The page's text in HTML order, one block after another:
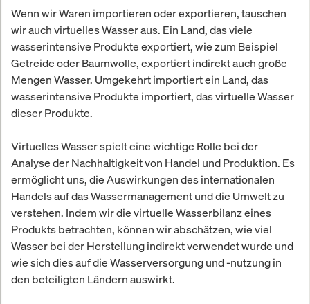
Wenn wir Waren importieren oder exportieren, tauschen
wir auch virtuelles Wasser aus. Ein Land, das viele
wasserintensive Produkte exportiert, wie zum Beispiel
Getreide oder Baumwolle, exportiert indirekt auch große
Mengen Wasser. Umgekehrt importiert ein Land, das
wasserintensive Produkte importiert, das virtuelle Wasser
dieser Produkte.
Virtuelles Wasser spielt eine wichtige Rolle bei der
Analyse der Nachhaltigkeit von Handel und Produktion. Es
ermöglicht uns, die Auswirkungen des internationalen
Handels auf das Wassermanagement und die Umwelt zu
verstehen. Indem wir die virtuelle Wasserbilanz eines
Produkts betrachten, können wir abschätzen, wie viel
Wasser bei der Herstellung indirekt verwendet wurde und
wie sich dies auf die Wasserversorgung und -nutzung in
den beteiligten Ländern auswirkt.